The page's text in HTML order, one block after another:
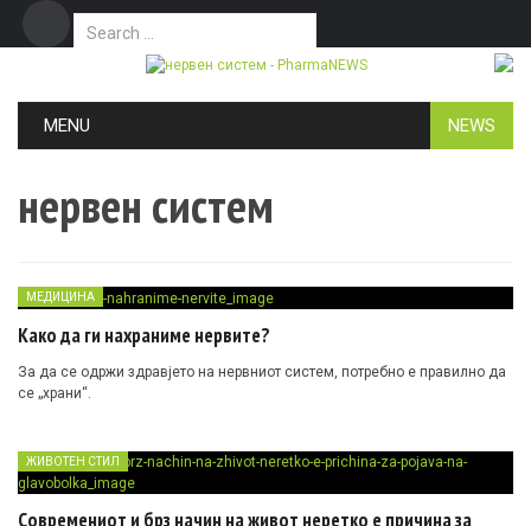
Search for:
MENU NEWS
нервен систем
МЕДИЦИНА
Како да ги нахраниме нервите?
За да се одржи здравјето на нервниот систем, потребно е правилно да
се „храни“.
ЖИВОТЕН СТИЛ
Современиот и брз начин на живот неретко е причина за